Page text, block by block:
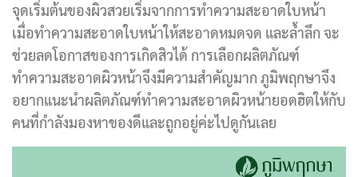
จุดเริ่มต้นของผิวสวยเริ่มจากการทำความสะอาดใบหน้า
เมื่อทำความสะอาดใบหน้าให้สะอาดหมดจด และล้ำลึก จะ
ช่วยลดโอกาสของการเกิดสิวได้ การเลือกผลิตภัณฑ์
ทำความสะอาดผิวหน้าจึงมีความสำคัญมาก ภูมิพฤกษาจึง
อยากแนะนำผลิตภัณฑ์ทำความสะอาดผิวหน้ายอดฮิตให้กับ
คนที่กำลังมองหาของดีและถูกอยู่ค่ะไปดูกันเลย